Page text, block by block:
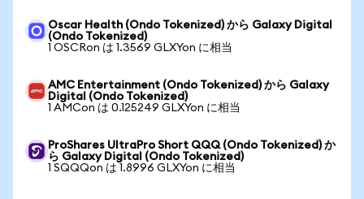
Oscar Health (Ondo Tokenized) から Galaxy Digital
(Ondo Tokenized)
1 OSCRon は 1.3569 GLXYon に相当
AMC Entertainment (Ondo Tokenized) から Galaxy
Digital (Ondo Tokenized)
1 AMCon は 0.125249 GLXYon に相当
ProShares UltraPro Short QQQ (Ondo Tokenized) か
ら Galaxy Digital (Ondo Tokenized)
1 SQQQon は 1.8996 GLXYon に相当